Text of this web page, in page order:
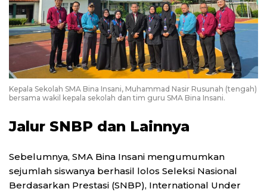
Kepala Sekolah SMA Bina Insani, Muhammad Nasir Rusunah (tengah)
bersama wakil kepala sekolah dan tim guru SMA Bina Insani.
Jalur SNBP dan Lainnya
Sebelumnya, SMA Bina Insani mengumumkan
sejumlah siswanya berhasil lolos Seleksi Nasional
Berdasarkan Prestasi (SNBP), International Under